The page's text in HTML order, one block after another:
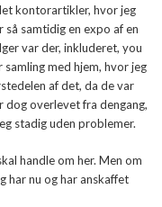
kontorartikler, hvor jeg
så samtidig en expo af en
var der, inkluderet, you
samling med hjem, hvor jeg
af det, da de var
dog overlevet fra dengang,
stadig uden problemer.
handle om her. Men om
har nu og har anskaffet